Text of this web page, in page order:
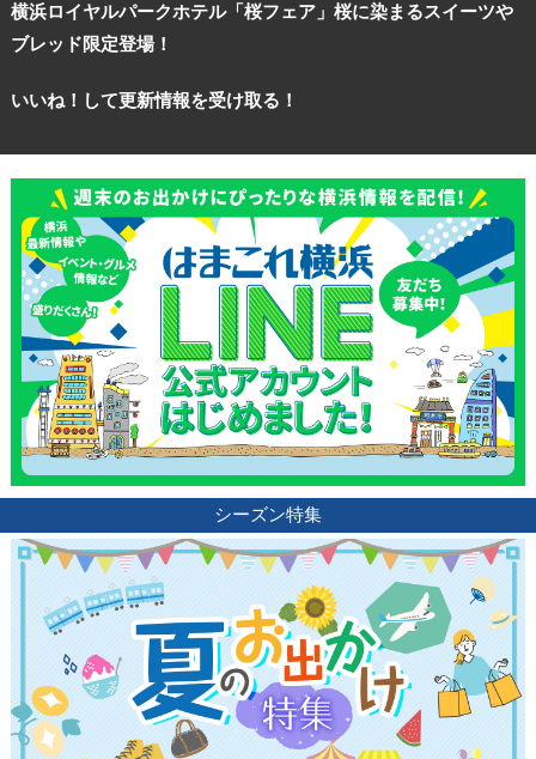
横浜ロイヤルパークホテル「桜フェア」桜に染まるスイーツや
ブレッド限定登場！
いいね！して更新情報を受け取る！
シーズン特集
観光ガイド
ランキング